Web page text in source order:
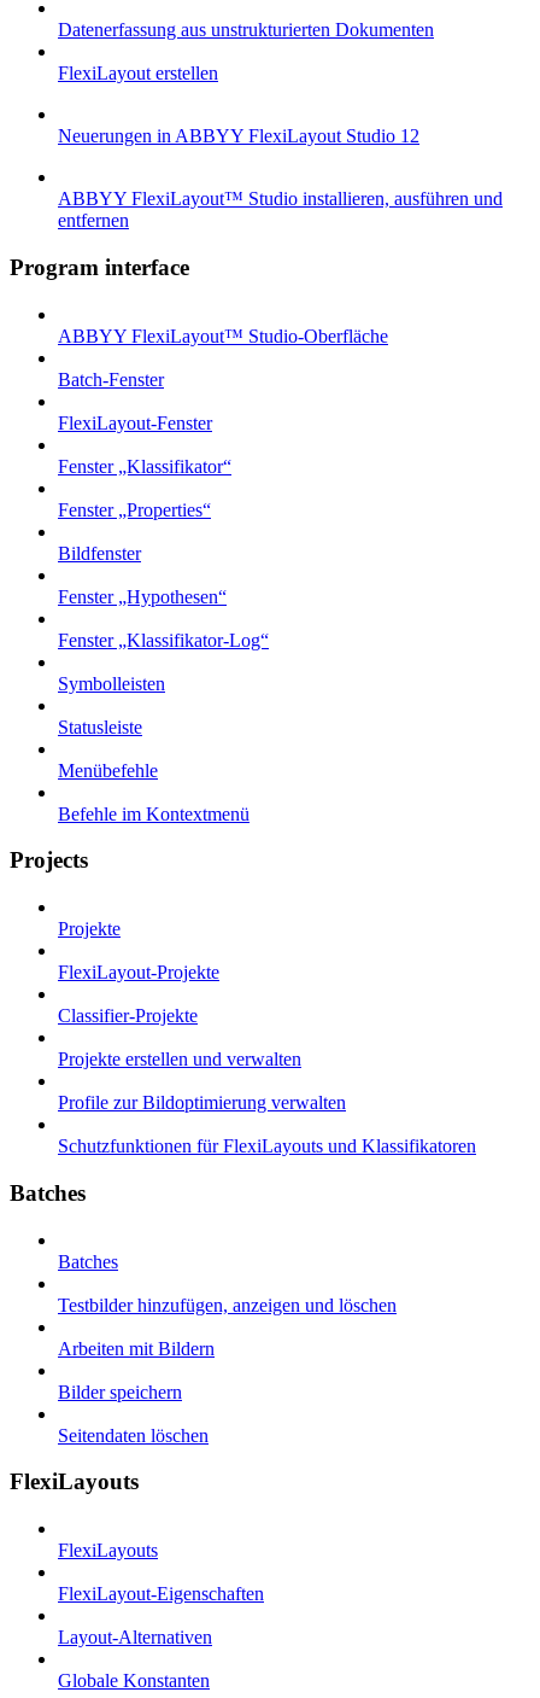
Datenerfassung aus unstrukturierten Dokumenten
FlexiLayout erstellen
Neuerungen in ABBYY FlexiLayout Studio 12
ABBYY FlexiLayout™ Studio installieren, ausführen und
entfernen
Program interface
ABBYY FlexiLayout™ Studio-Oberfläche
Batch-Fenster
FlexiLayout-Fenster
Fenster „Klassifikator“
Fenster „Properties“
Bildfenster
Fenster „Hypothesen“
Fenster „Klassifikator-Log“
Symbolleisten
Statusleiste
Menübefehle
Befehle im Kontextmenü
Projects
Projekte
FlexiLayout-Projekte
Classifier-Projekte
Projekte erstellen und verwalten
Profile zur Bildoptimierung verwalten
Schutzfunktionen für FlexiLayouts und Klassifikatoren
Batches
Batches
Testbilder hinzufügen, anzeigen und löschen
Arbeiten mit Bildern
Bilder speichern
Seitendaten löschen
FlexiLayouts
FlexiLayouts
FlexiLayout-Eigenschaften
Layout-Alternativen
Globale Konstanten